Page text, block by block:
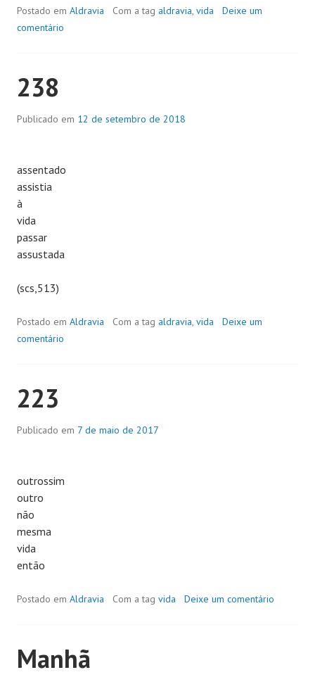
Postado em Aldravia Com a tag aldravia, vida
Deixe um
comentário
238
Publicado em 12 de setembro de 2018
assentado
assistia
à
vida
passar
assustada
(scs,513)
Postado em Aldravia Com a tag aldravia, vida
Deixe um
comentário
223
Publicado em 7 de maio de 2017
outrossim
outro
não
mesma
vida
então
Postado em Aldravia Com a tag vida Deixe um comentário
Manhã